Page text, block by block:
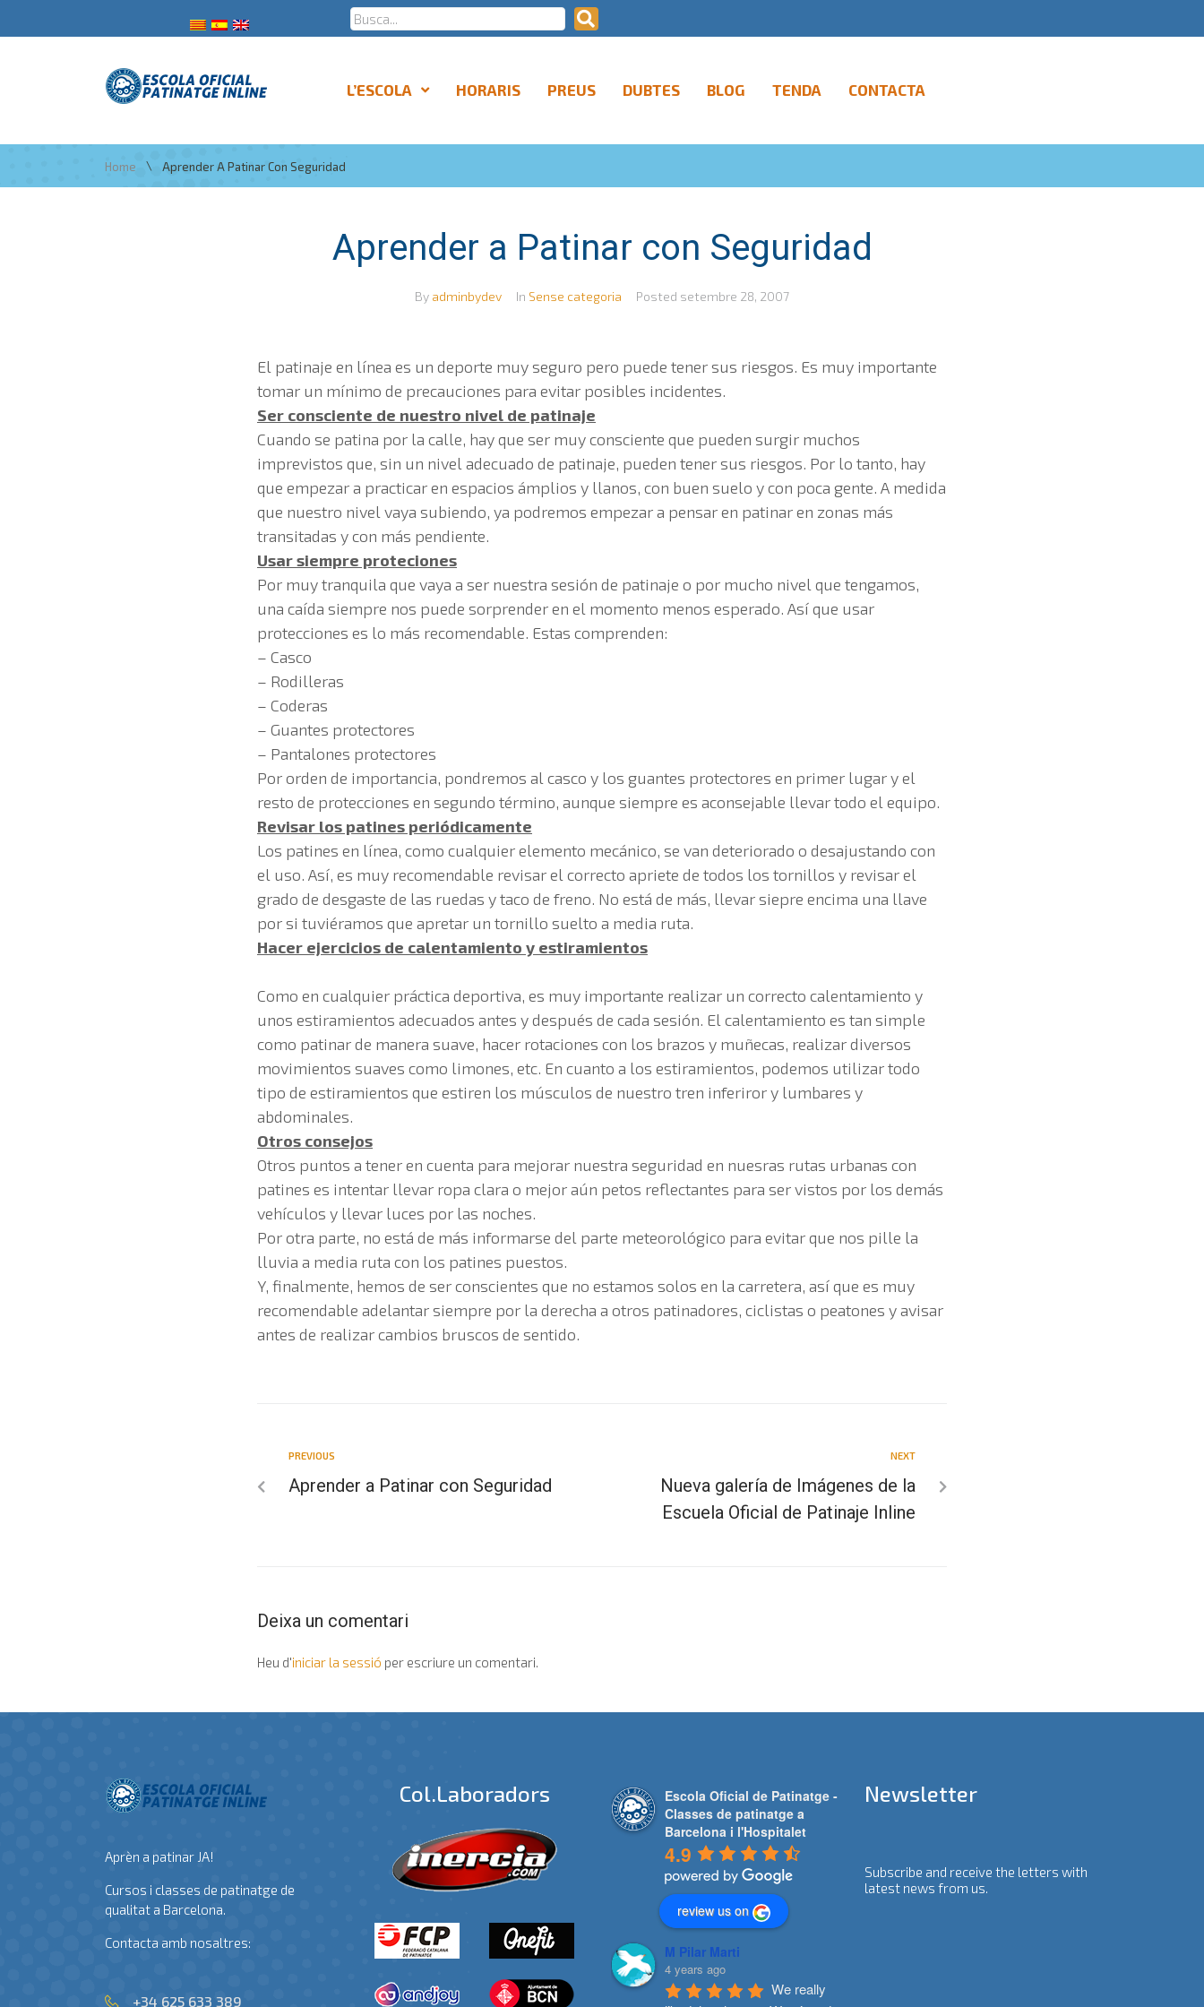
L’ESCOLA HORARIS PREUS DUBTES BLOG TENDA CONTACTA
Home \ Aprender A Patinar Con Seguridad
Aprender a Patinar con Seguridad
By adminbydev In Sense categoria Posted setembre 28, 2007
El patinaje en línea es un deporte muy seguro pero puede tener sus riesgos. Es muy importante
tomar un mínimo de precauciones para evitar posibles incidentes.
Ser consciente de nuestro nivel de patinaje
Cuando se patina por la calle, hay que ser muy consciente que pueden surgir muchos
imprevistos que, sin un nivel adecuado de patinaje, pueden tener sus riesgos. Por lo tanto, hay
que empezar a practicar en espacios ámplios y llanos, con buen suelo y con poca gente. A medida
que nuestro nivel vaya subiendo, ya podremos empezar a pensar en patinar en zonas más
transitadas y con más pendiente.
Usar siempre proteciones
Por muy tranquila que vaya a ser nuestra sesión de patinaje o por mucho nivel que tengamos,
una caída siempre nos puede sorprender en el momento menos esperado. Así que usar
protecciones es lo más recomendable. Estas comprenden:
– Casco
– Rodilleras
– Coderas
– Guantes protectores
– Pantalones protectores
Por orden de importancia, pondremos al casco y los guantes protectores en primer lugar y el
resto de protecciones en segundo término, aunque siempre es aconsejable llevar todo el equipo.
Revisar los patines periódicamente
Los patines en línea, como cualquier elemento mecánico, se van deteriorado o desajustando con
el uso. Así, es muy recomendable revisar el correcto apriete de todos los tornillos y revisar el
grado de desgaste de las ruedas y taco de freno. No está de más, llevar siepre encima una llave
por si tuviéramos que apretar un tornillo suelto a media ruta.
Hacer ejercicios de calentamiento y estiramientos
Como en cualquier práctica deportiva, es muy importante realizar un correcto calentamiento y
unos estiramientos adecuados antes y después de cada sesión. El calentamiento es tan simple
como patinar de manera suave, hacer rotaciones con los brazos y muñecas, realizar diversos
movimientos suaves como limones, etc. En cuanto a los estiramientos, podemos utilizar todo
tipo de estiramientos que estiren los músculos de nuestro tren inferiror y lumbares y
abdominales.
Otros consejos
Otros puntos a tener en cuenta para mejorar nuestra seguridad en nuesras rutas urbanas con
patines es intentar llevar ropa clara o mejor aún petos reflectantes para ser vistos por los demás
vehículos y llevar luces por las noches.
Por otra parte, no está de más informarse del parte meteorológico para evitar que nos pille la
lluvia a media ruta con los patines puestos.
Y, finalmente, hemos de ser conscientes que no estamos solos en la carretera, así que es muy
recomendable adelantar siempre por la derecha a otros patinadores, ciclistas o peatones y avisar
antes de realizar cambios bruscos de sentido.
PREVIOUS
Aprender a Patinar con Seguridad
NEXT
Nueva galería de Imágenes de la
Escuela Oficial de Patinaje Inline
Deixa un comentari
Heu d'iniciar la sessió per escriure un comentari.
Aprèn a patinar JA!
Cursos i classes de patinatge de
qualitat a Barcelona.
Contacta amb nosaltres:
+34 625 633 389
Col.laboradors
Escola Oficial de Patinatge -
Classes de patinatge a
Barcelona i l'Hospitalet
4.9
review us on
M Pilar Marti
4 years ago
We really
Newsletter
Subscribe and receive the letters with
latest news from us.